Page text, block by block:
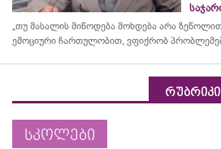
„თუ მასალის მიწოდება მოხდება არა
ემოციური ჩართულობით, ვფიქრობ
სკოლები